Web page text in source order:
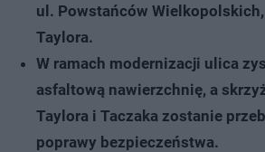
ul. Powstańców
Taylora.
W ramach modernizacji ulica
asfaltową nawierzchnię, a
Taylora i Taczaka zostanie
poprawy bezpieczeństwa.